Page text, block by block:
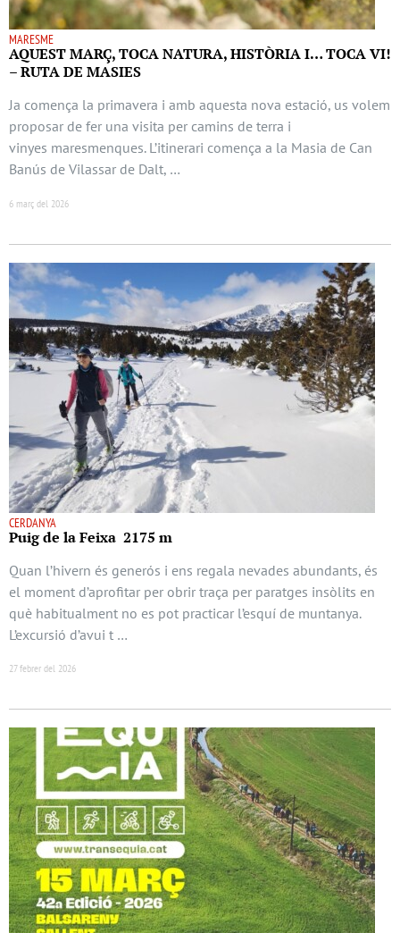
MARESME
AQUEST MARÇ, TOCA NATURA, HISTÒRIA I… TOCA VI!
– RUTA DE MASIES
Ja comença la primavera i amb aquesta nova estació, us volem
proposar de fer una visita per camins de terra i
vinyes maresmenques. L’itinerari comença a la Masia de Can
Banús de Vilassar de Dalt, …
6 març del 2026
CERDANYA
Puig de la Feixa 2175 m
Quan l’hivern és generós i ens regala nevades abundants, és
el moment d’aprofitar per obrir traça per paratges insòlits en
què habitualment no es pot practicar l’esquí de muntanya.
L’excursió d’avui t …
27 febrer del 2026